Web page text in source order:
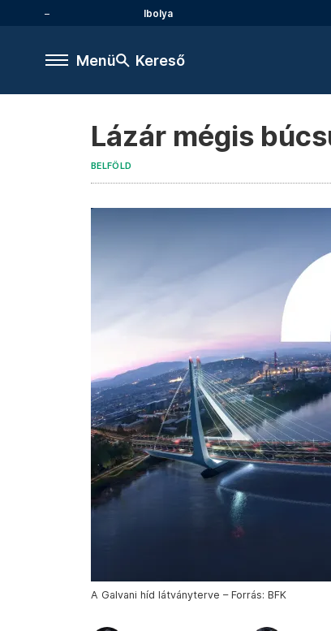
Ibolya
Menü Kereső
Lázár mégis
BELFÖLD
A Galvani híd látványterve – Forrás: BFK